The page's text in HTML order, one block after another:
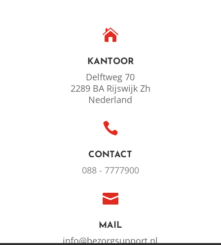

KANTOOR
Delftweg 70
2289 BA Rijswijk Zh
Nederland

CONTACT
088 - 7777900

MAIL
info@bezorgsupport.nl